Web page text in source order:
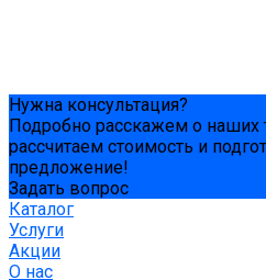
Нужна консультация?
Подробно расскажем о наших
рассчитаем стоимость и
предложение!
Задать вопрос
Каталог
Услуги
Акции
О нас